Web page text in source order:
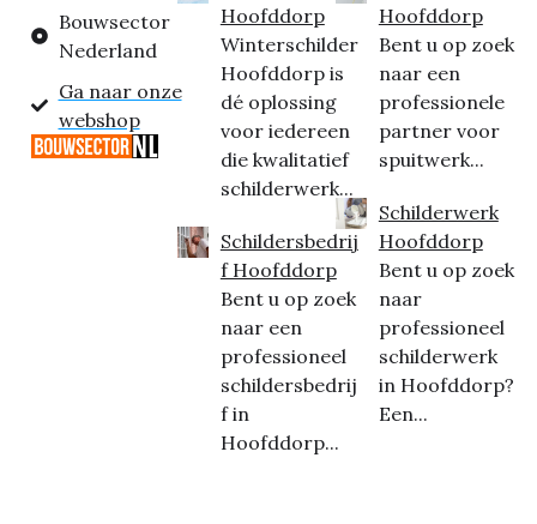
Bouwsector
Nederland
Ga naar onze
webshop
Hoofddorp
Winterschilder
Hoofddorp is
dé oplossing
voor iedereen
die kwalitatief
schilderwerk...
Schildersbedrij
f Hoofddorp
Bent u op zoek
naar een
professioneel
schildersbedrij
f in
Hoofddorp...
Hoofddorp
Bent u op zoek
naar een
professionele
partner voor
spuitwerk...
Schilderwerk
Hoofddorp
Bent u op zoek
naar
professioneel
schilderwerk
in Hoofddorp?
Een...